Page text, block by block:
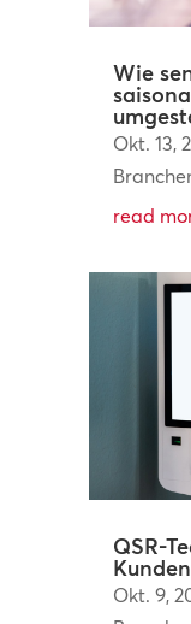
Wie
Okt. 13,
read
QSR-
Okt. 9,